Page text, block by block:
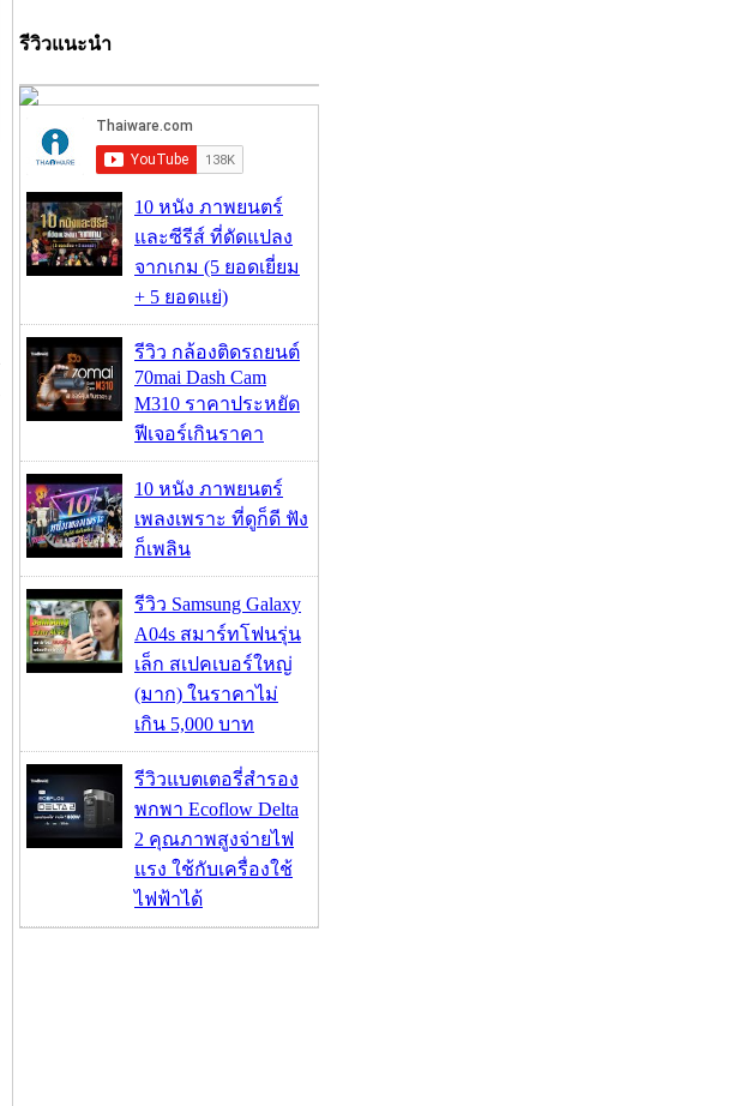
รีวิวแนะนำ
10 หนัง ภาพยนตร์
และซีรีส์ ที่ดัดแปลง
จากเกม (5 ยอดเยี่ยม
+ 5 ยอดแย่)
รีวิว กล้องติดรถยนต์
70mai Dash Cam
M310 ราคาประหยัด
ฟีเจอร์เกินราคา
10 หนัง ภาพยนตร์
เพลงเพราะ ที่ดูก็ดี ฟัง
ก็เพลิน
รีวิว Samsung Galaxy
A04s สมาร์ทโฟนรุ่น
เล็ก สเปคเบอร์ใหญ่
(มาก) ในราคาไม่
เกิน 5,000 บาท
รีวิวแบตเตอรี่สำรอง
พกพา Ecoflow Delta
2 คุณภาพสูงจ่ายไฟ
แรง ใช้กับเครื่องใช้
ไฟฟ้าได้